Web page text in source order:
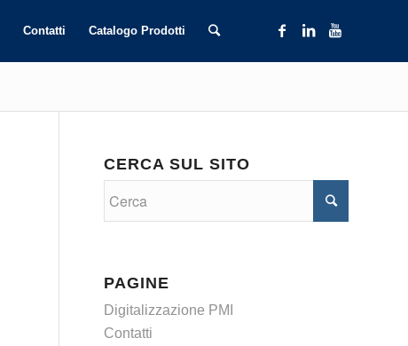
Contatti Catalogo Prodotti
CERCA SUL SITO
PAGINE
Digitalizzazione PMI
Contatti